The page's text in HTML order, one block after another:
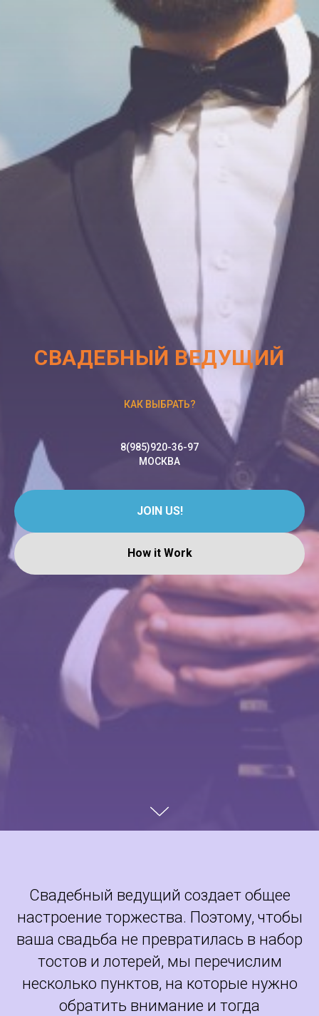
СВАДЕБНЫЙ ВЕДУЩИЙ
КАК ВЫБРАТЬ?
8(985)920-36-97
МОСКВА
JOIN US!
How it Work
Свадебный ведущий создает общее
настроение торжества. Поэтому, чтобы
ваша свадьба не превратилась в набор
тостов и лотерей, мы перечислим
несколько пунктов, на которые нужно
обратить внимание и тогда